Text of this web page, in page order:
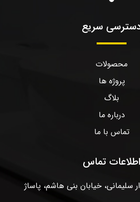
سریع
محصولات
پروژه ها
بلاگ
درباره ما
تماس با ما
اطلاعات تماس
سلیمانی، خیابان بنی هاشم، پاساژ